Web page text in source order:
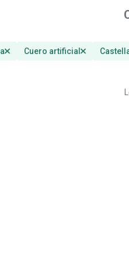
Cuero artificial